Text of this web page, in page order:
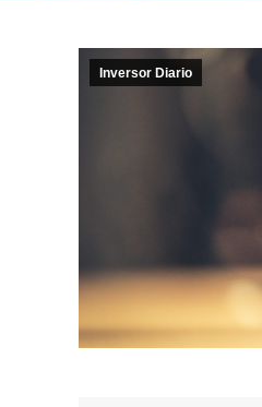
Inversor Diario